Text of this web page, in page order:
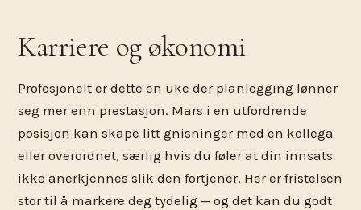
Karriere og økonomi
Profesjonelt er dette en uke der planlegging lønner
seg mer enn prestasjon. Mars i en utfordrende
posisjon kan skape litt gnisninger med en kollega
eller overordnet, særlig hvis du føler at din innsats
ikke anerkjennes slik den fortjener. Her er fristelsen
stor til å markere deg tydelig — og det kan du godt